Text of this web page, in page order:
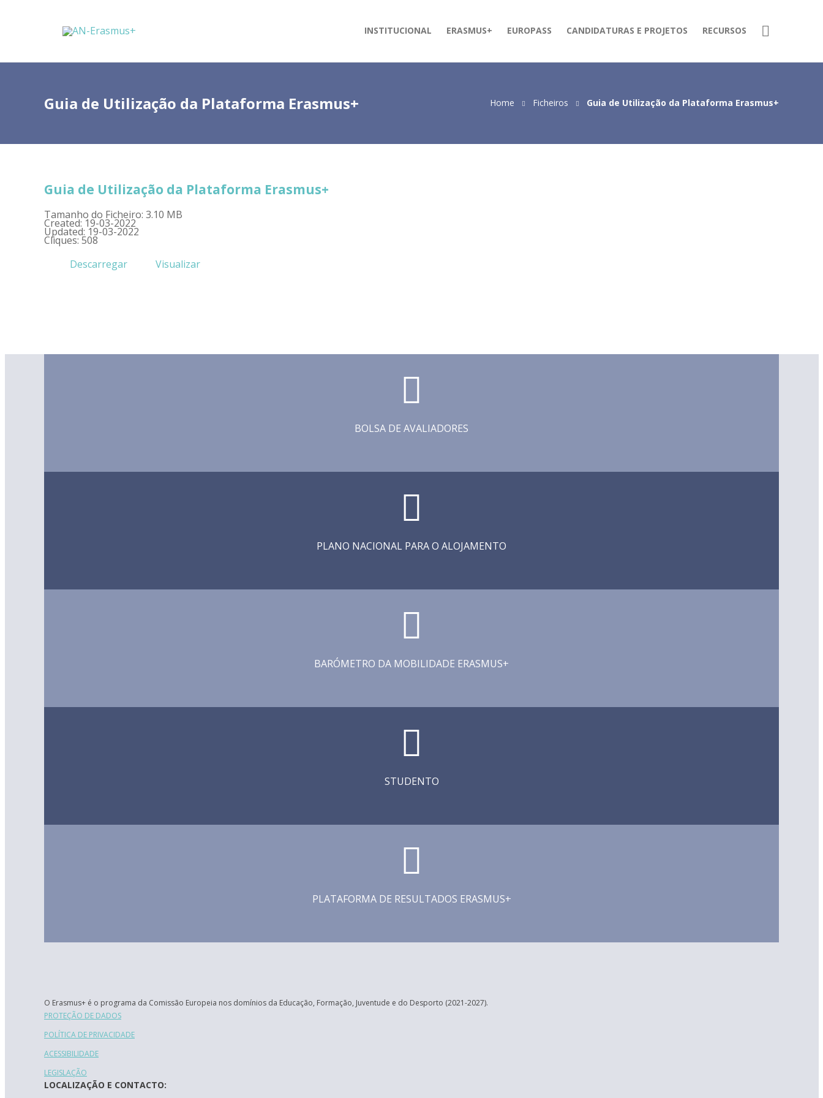
INSTITUCIONAL ERASMUS+ EUROPASS CANDIDATURAS E PROJETOS RECURSOS
Guia de Utilização da Plataforma Erasmus+ Home Ficheiros Guia de Utilização da Plataforma Erasmus+
Guia de Utilização da Plataforma Erasmus+
Tamanho do Ficheiro: 3.10 MB
Created: 19-03-2022
Updated: 19-03-2022
Cliques: 508
Descarregar
Visualizar
BOLSA DE AVALIADORES
PLANO NACIONAL PARA O ALOJAMENTO
BARÓMETRO DA MOBILIDADE ERASMUS+
STUDENTO
PLATAFORMA DE RESULTADOS ERASMUS+
O Erasmus+ é o programa da Comissão Europeia nos domínios da Educação, Formação, Juventude e do Desporto (2021-2027).
PROTEÇÃO DE DADOS
POLÍTICA DE PRIVACIDADE
ACESSIBILIDADE
LEGISLAÇÃO
LOCALIZAÇÃO E CONTACTO: